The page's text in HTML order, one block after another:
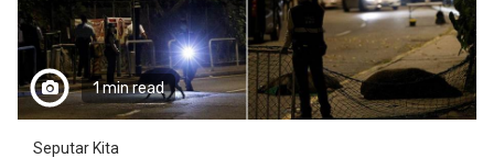
1 min read
Seputar Kita